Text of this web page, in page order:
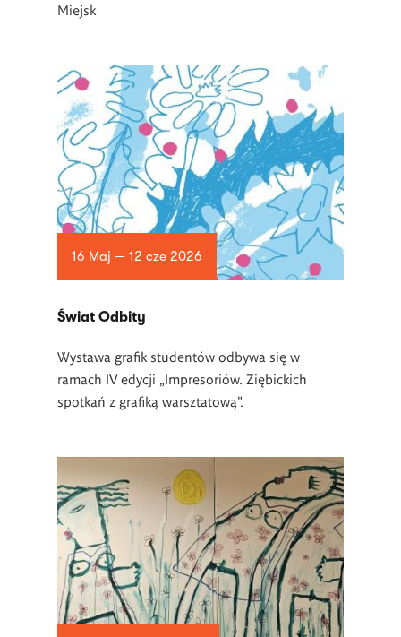
Miejsk
16 Maj — 12 cze 2026
Świat Odbity
Wystawa grafik studentów odbywa się w
ramach IV edycji „Impresoriów. Ziębickich
spotkań z grafiką warsztatową”.